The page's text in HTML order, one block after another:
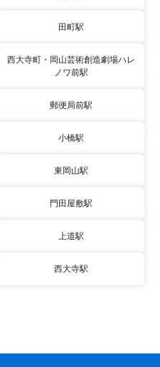
田町駅
西大寺町・岡山芸術創造劇場ハレ
ノワ前駅
郵便局前駅
小橋駅
東岡山駅
門田屋敷駅
上道駅
西大寺駅